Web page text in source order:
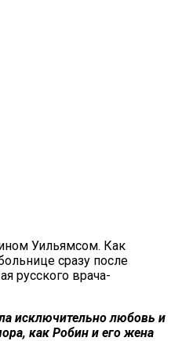
Уильямсом. Как
сразу после
русского врача-
исключительно любовь и
как Робин и его жена